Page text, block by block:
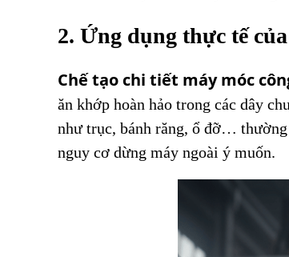
2. Ứng dụng thực tế
Chế tạo chi tiết máy móc
ăn khớp hoàn hảo trong các dây
như trục, bánh răng, ổ đỡ… thường
nguy cơ dừng máy ngoài ý muốn.